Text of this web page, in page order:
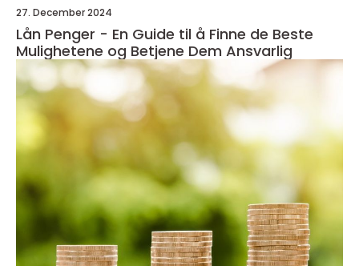
27. December 2024
Lån Penger - En Guide til å Finne de Beste
Mulighetene og Betjene Dem Ansvarlig